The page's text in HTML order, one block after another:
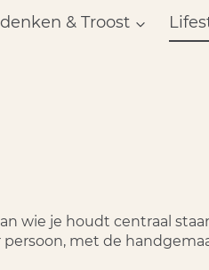
& Troost
wie je houdt centraal
met de